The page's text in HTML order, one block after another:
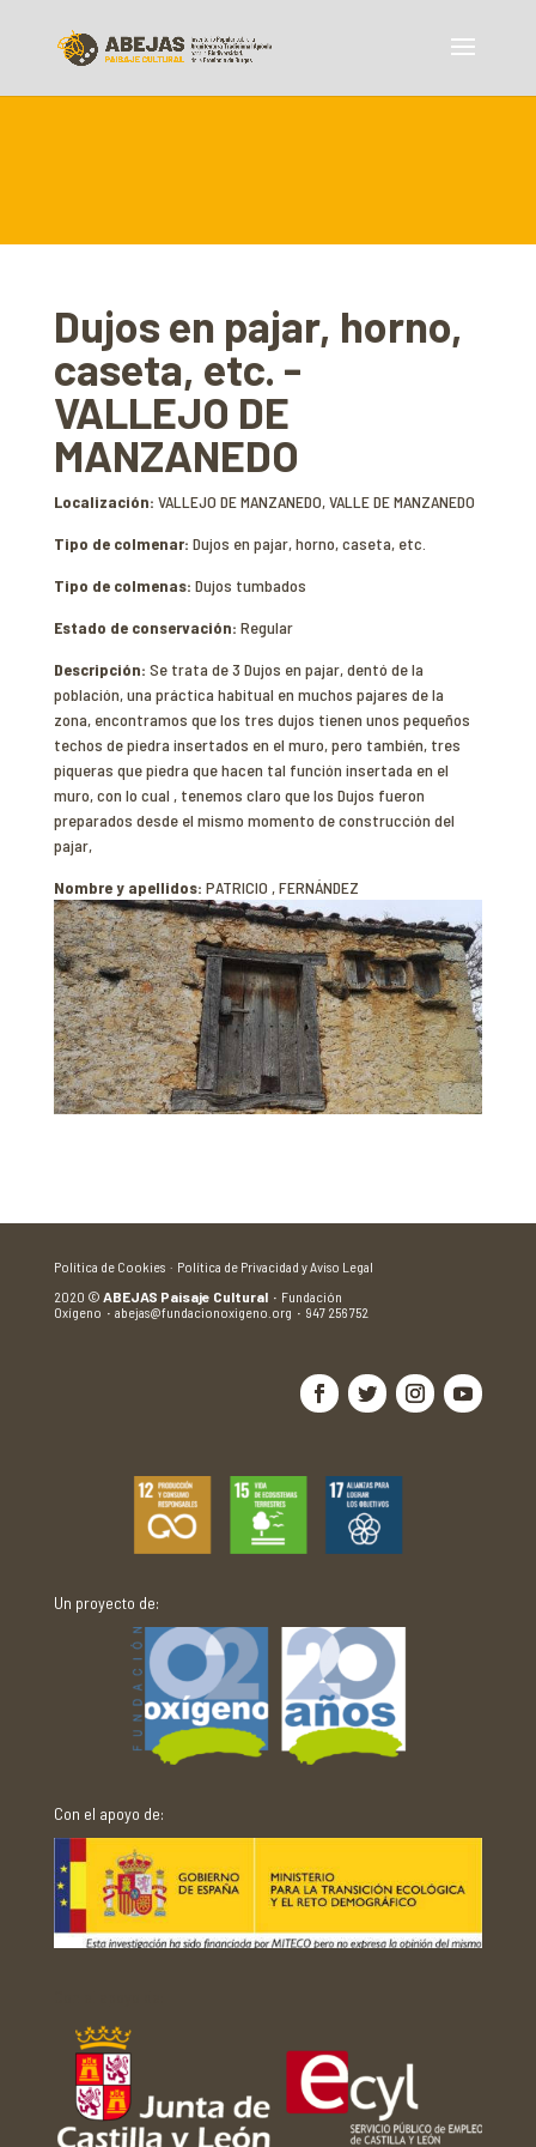
Dujos en pajar, horno,
caseta, etc. -
VALLEJO DE
MANZANEDO
Localización: VALLEJO DE MANZANEDO, VALLE DE MANZANEDO
Tipo de colmenar: Dujos en pajar, horno, caseta, etc.
Tipo de colmenas: Dujos tumbados
Estado de conservación: Regular
Descripción: Se trata de 3 Dujos en pajar, dentó de la
población, una práctica habitual en muchos pajares de la
zona, encontramos que los tres dujos tienen unos pequeños
techos de piedra insertados en el muro, pero también, tres
piqueras que piedra que hacen tal función insertada en el
muro, con lo cual , tenemos claro que los Dujos fueron
preparados desde el mismo momento de construcción del
pajar,
Nombre y apellidos: PATRICIO , FERNÁNDEZ
Política de Cookies · Política de Privacidad y Aviso Legal
2020 © ABEJAS Paisaje Cultural · Fundación
Oxígeno · abejas@fundacionoxigeno.org · 947 256 752
Un proyecto de:
Con el apoyo de: